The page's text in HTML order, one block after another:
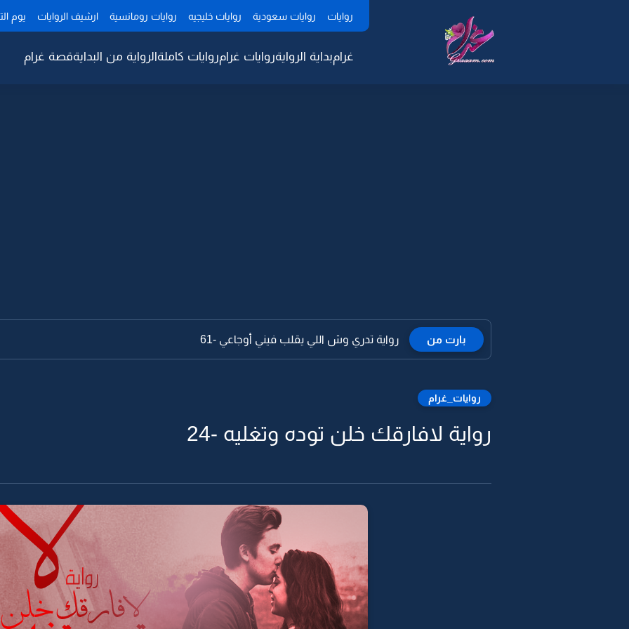
روايات روايات سعودية روايات خليجيه روايات رومانسية ارشيف الروايات يوم
غرامبداية الروايةروايات غرامروايات كاملةالرواية من البدايةقصة غرام
بارت من رواية تدري وش اللي يقلب فيني أوجاعي -61
روايات_غرام
رواية لافارقك خلن توده وتغليه -24